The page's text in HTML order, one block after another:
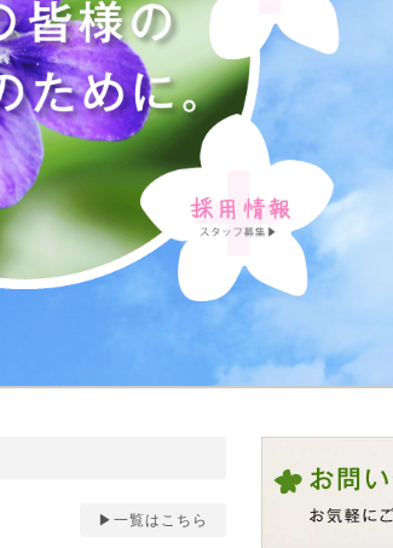
▶︎一覧はこちら